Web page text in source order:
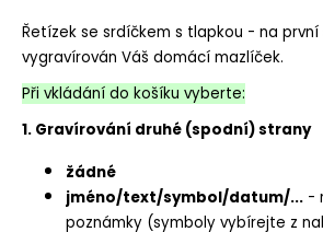
Řetízek se srdíčkem s tlapkou - na
vygravírován Váš domácí mazlíček.
Při vkládání do košíku vyberte:
1. Gravírování druhé (spodní) strany
žádné
jméno/text/symbol/datum/... -
poznámky (symboly vybírejte z